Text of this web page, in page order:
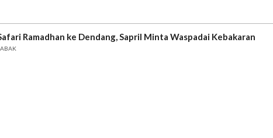
Ramadhan ke Dendang, Sapril Minta Waspadai Kebakaran